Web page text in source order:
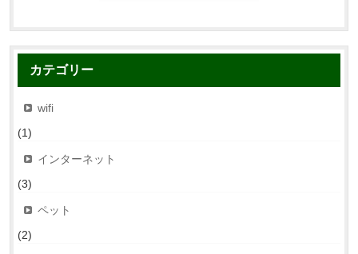
カテゴリー
wifi
(1)
インターネット
(3)
ペット
(2)